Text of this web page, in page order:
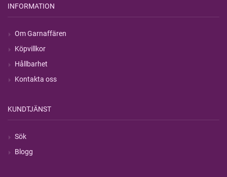
INFORMATION
Om Garnaffären
Köpvillkor
Hållbarhet
Kontakta oss
KUNDTJÄNST
Sök
Blogg